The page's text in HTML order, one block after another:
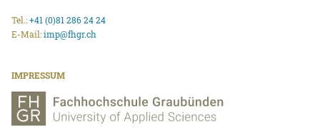
Tel.:+41 (0)81 286 24 24
E-Mail:imp@fhgr.ch
IMPRESSUM